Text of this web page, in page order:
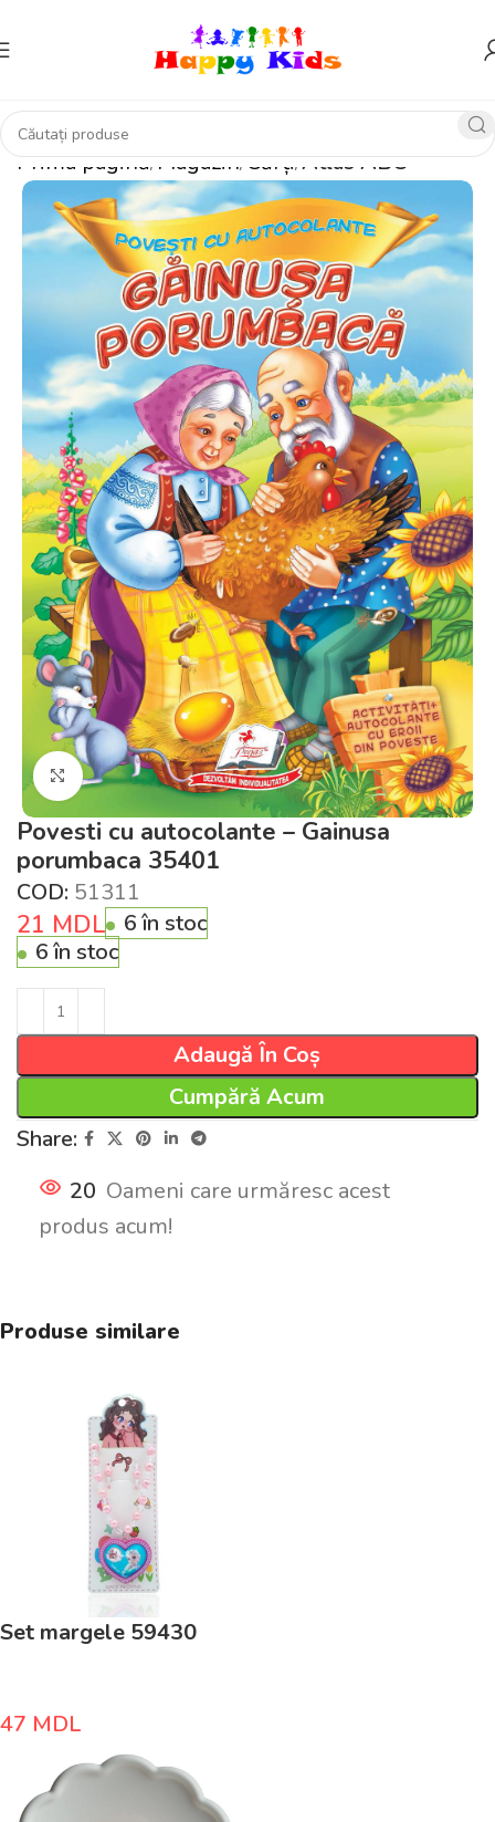
Prima pagină Magazin Cărți Atlas ABC
Click pentru a mări
Povesti cu autocolante – Gainusa
porumbaca 35401
COD: 51311
21 MDL
6 în stoc
6 în stoc
Adaugă În Coș
Cumpără Acum
Share:
20 Oameni care urmăresc acest
produs acum!
Produse similare
Set margele 59430
47 MDL